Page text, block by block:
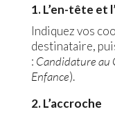
1. L’en-tête et
Indiquez vos
destinataire,
: Candidature au
Enfance).
2. L’accroche